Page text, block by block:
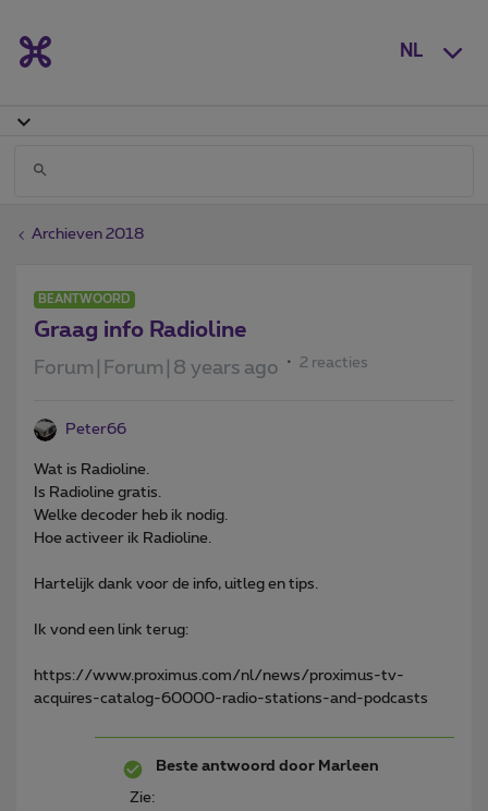
NL
Archieven 2018
BEANTWOORD
Graag info Radioline
Forum|Forum|8 years ago 2 reacties
Peter66
Wat is Radioline.
Is Radioline gratis.
Welke decoder heb ik nodig.
Hoe activeer ik Radioline.
Hartelijk dank voor de info, uitleg en tips.
Ik vond een link terug:
https://www.proximus.com/nl/news/proximus-tv-
acquires-catalog-60000-radio-stations-and-podcasts
Beste antwoord door Marleen
Zie: